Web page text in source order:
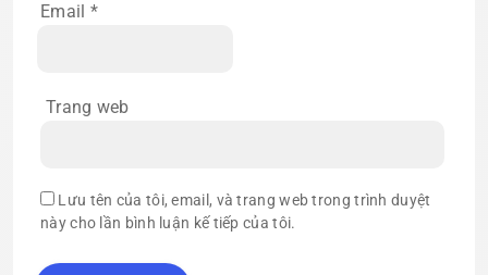
Email *
Trang web
Lưu tên của tôi, email, và trang web trong trình duyệt
này cho lần bình luận kế tiếp của tôi.